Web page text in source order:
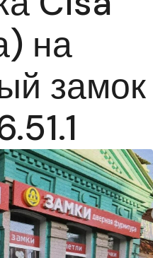
на
замок